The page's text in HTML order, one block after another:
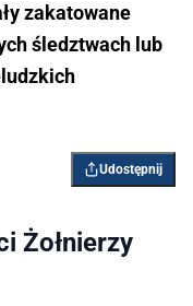
zakatowane
śledztwach lub
Udostępnij
Żołnierzy